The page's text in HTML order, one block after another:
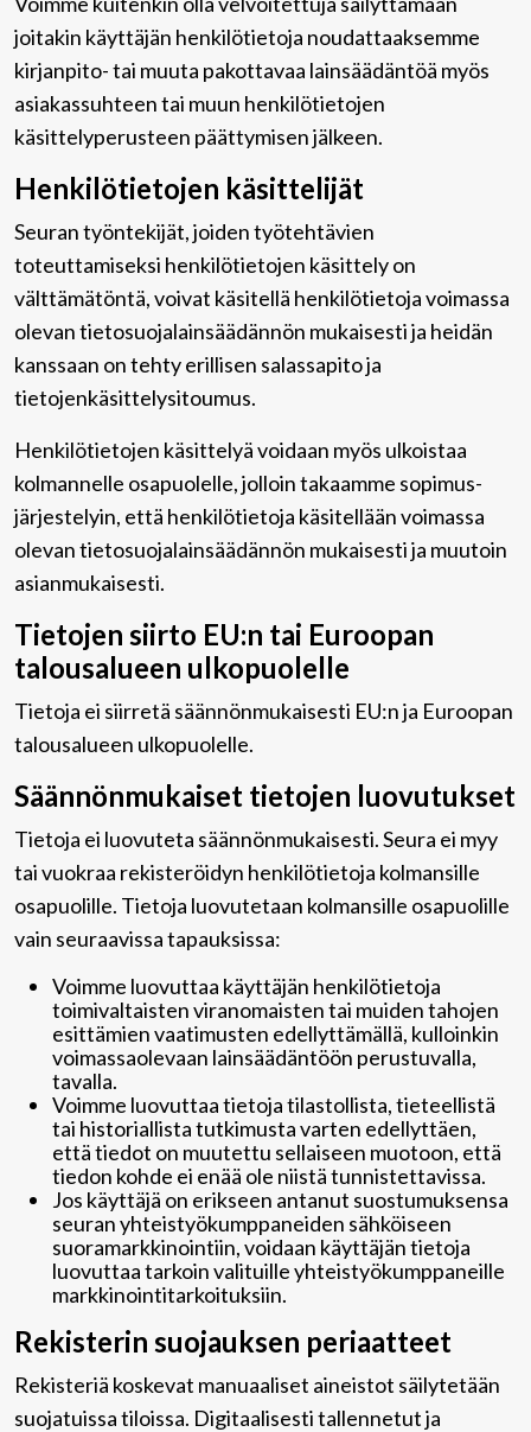
joitakin käyttäjän henkilötietoja noudattaaksemme
kirjanpito- tai muuta pakottavaa lainsäädäntöä myös
asiakassuhteen tai muun henkilötietojen
käsittelyperusteen päättymisen jälkeen.
Henkilötietojen käsittelijät
Seuran työntekijät, joiden työtehtävien
toteuttamiseksi henkilötietojen käsittely on
välttämätöntä, voivat käsitellä henkilötietoja voimassa
olevan tietosuojalainsäädännön mukaisesti ja heidän
kanssaan on tehty erillisen salassapito ja
tietojenkäsittelysitoumus.
Henkilötietojen käsittelyä voidaan myös ulkoistaa
kolmannelle osapuolelle, jolloin takaamme sopimus-
järjestelyin, että henkilötietoja käsitellään voimassa
olevan tietosuojalainsäädännön mukaisesti ja muutoin
asianmukaisesti.
Tietojen siirto EU:n tai Euroopan
talousalueen ulkopuolelle
Tietoja ei siirretä säännönmukaisesti EU:n ja Euroopan
talousalueen ulkopuolelle.
Säännönmukaiset tietojen luovutukset
Tietoja ei luovuteta säännönmukaisesti. Seura ei myy
tai vuokraa rekisteröidyn henkilötietoja kolmansille
osapuolille. Tietoja luovutetaan kolmansille osapuolille
vain seuraavissa tapauksissa:
Voimme luovuttaa käyttäjän henkilötietoja
toimivaltaisten viranomaisten tai muiden tahojen
esittämien vaatimusten edellyttämällä, kulloinkin
voimassaolevaan lainsäädäntöön perustuvalla,
tavalla.
Voimme luovuttaa tietoja tilastollista, tieteellistä
tai historiallista tutkimusta varten edellyttäen,
että tiedot on muutettu sellaiseen muotoon, että
tiedon kohde ei enää ole niistä tunnistettavissa.
Jos käyttäjä on erikseen antanut suostumuksensa
seuran yhteistyökumppaneiden sähköiseen
suoramarkkinointiin, voidaan käyttäjän tietoja
luovuttaa tarkoin valituille yhteistyökumppaneille
markkinointitarkoituksiin.
Rekisterin suojauksen periaatteet
Rekisteriä koskevat manuaaliset aineistot säilytetään
suojatuissa tiloissa. Digitaalisesti tallennetut ja